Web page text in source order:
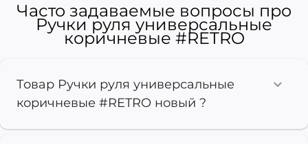
Часто задаваемые вопросы про
Ручки руля универсальные
коричневые #RETRO
Товар Ручки руля универсальные
коричневые #RETRO новый ?